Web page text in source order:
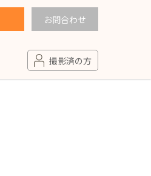
お問合わせ
撮影済の方